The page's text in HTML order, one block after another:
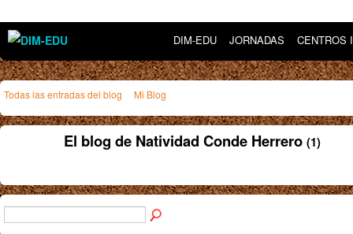
DIM-EDU JORNADAS CENTROS
Todas las entradas del blog Mi Blog
El blog de Natividad Conde Herrero (1)